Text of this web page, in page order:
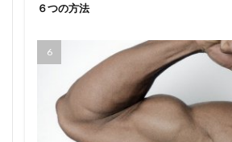
６つの方法